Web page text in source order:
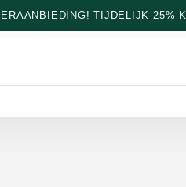
TIJDELIJK 25%